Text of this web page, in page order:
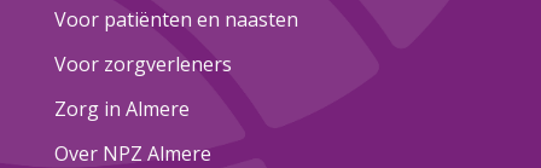
Voor patiënten en naasten
Voor zorgverleners
Zorg in Almere
Over NPZ Almere